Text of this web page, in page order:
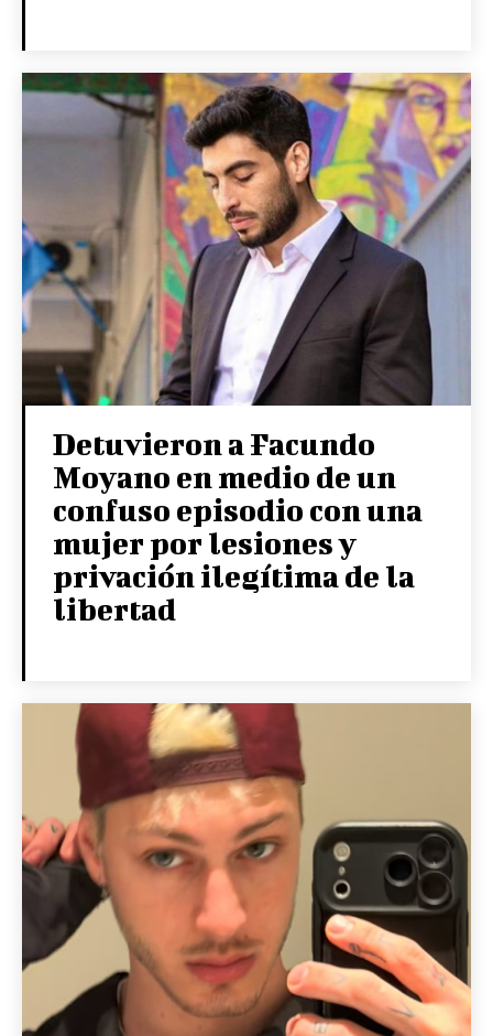
Detuvieron a Facundo
Moyano en medio de un
confuso episodio con una
mujer por lesiones y
privación ilegítima de la
libertad